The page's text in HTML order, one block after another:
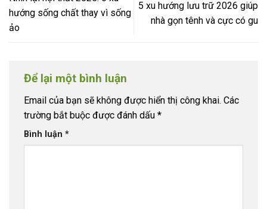
hướng sống chất thay vì sống
ảo
5 xu hướng lưu trữ 2026 giúp
nhà gọn tênh và cực có gu
Để lại một bình luận
Email của bạn sẽ không được hiển thị công khai. Các
trường bắt buộc được đánh dấu *
Bình luận *